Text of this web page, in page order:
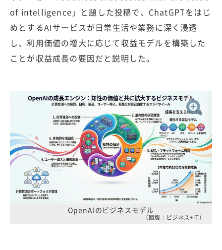
of intelligence」と題した投稿で、ChatGPTをはじ
めとするAIサービスが日常生活や業務に深く浸透
し、利用価値の増大に応じて収益モデルを構築した
ことが収益成長の要因だと説明した。
OpenAIのビジネスモデル
（図版：ビジネス+IT）